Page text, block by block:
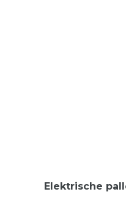
Elektrische